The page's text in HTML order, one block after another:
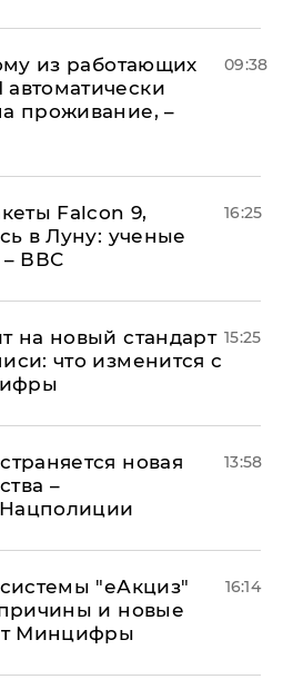
из работающих
проживание, –
09:38
Falcon 9,
в Луну: ученые
– ВВС
16:25
на новый стандарт
что изменится с
15:25
новая
–
13:58
"еАкциз"
и новые
Минцифры
16:14